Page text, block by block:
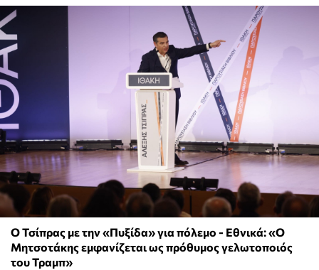
Ο Τσίπρας με την «Πυξίδα» για πόλεμο - Εθνικά: «Ο
Μητσοτάκης εμφανίζεται ως πρόθυμος γελωτοποιός
του Τραμπ»